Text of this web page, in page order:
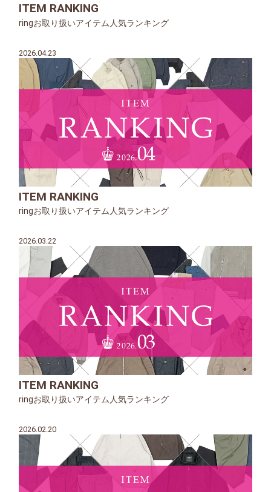
ITEM RANKING
ringお取り扱いアイテム人気ランキング
2026.04.23
ITEM RANKING
ringお取り扱いアイテム人気ランキング
2026.03.22
ITEM RANKING
ringお取り扱いアイテム人気ランキング
2026.02.20